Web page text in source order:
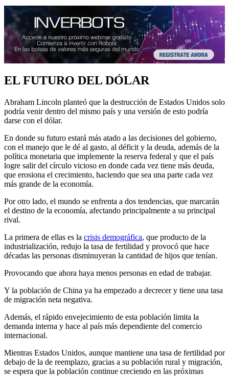
EL FUTURO DEL DÓLAR
Abraham Lincoln planteó que la destrucción de Estados Unidos solo
podría venir dentro del mismo país y una versión de esto podría
darse con el dólar.
En donde su futuro estará más atado a las decisiones del gobierno,
con el manejo que le dé al gasto, al déficit y la deuda, además de la
política monetaria que implemente la reserva federal y que el país
logre salir del círculo vicioso en donde cada vez tiene más deuda,
que erosiona el crecimiento, haciendo que sea una parte cada vez
más grande de la economía.
Por otro lado, el mundo se enfrenta a dos tendencias, que marcarán
el destino de la economía, afectando principalmente a su principal
rival.
La primera de ellas es la crisis demográfica, que producto de la
industrialización, redujo la tasa de fertilidad y provocó que hace
décadas las personas disminuyeran la cantidad de hijos que tenían.
Provocando que ahora haya menos personas en edad de trabajar.
Y la población de China ya ha empezado a decrecer y tiene una tasa
de migración neta negativa.
Además, el rápido envejecimiento de esta población limita la
demanda interna y hace al país más dependiente del comercio
internacional.
Mientras Estados Unidos, aunque mantiene una tasa de fertilidad por
debajo de la de reemplazo, gracias a su población rural y migración,
se espera que la población continue creciendo en las próximas